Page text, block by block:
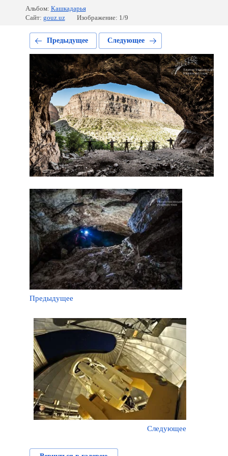
Альбом: Кашкадарья
Сайт: gouz.uz Изображение: 1/9
Предыдущее Следующее
Предыдущее
Следующее